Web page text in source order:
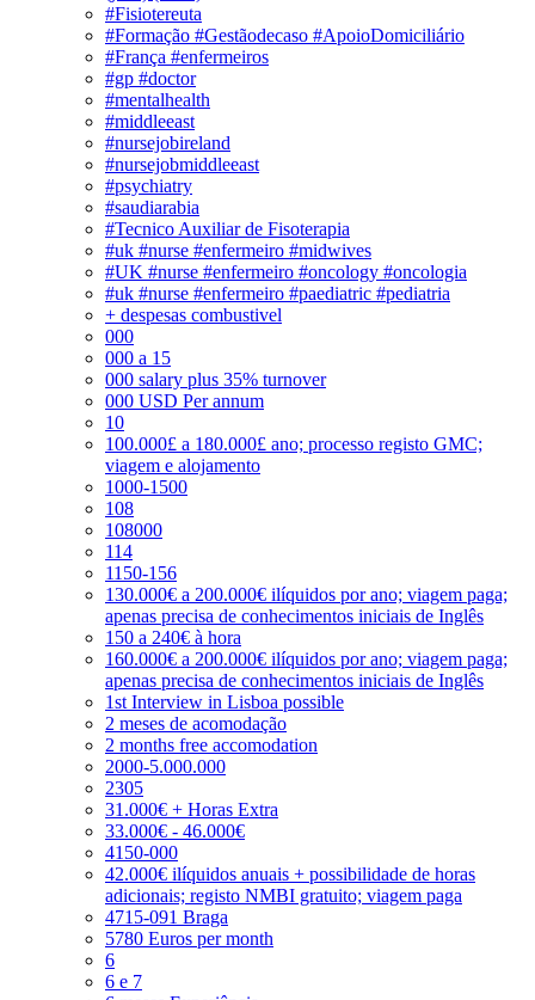
#Fisiotereuta
#Formação #Gestãodecaso #ApoioDomiciliário
#França #enfermeiros
#gp #doctor
#mentalhealth
#middleeast
#nursejobireland
#nursejobmiddleeast
#psychiatry
#saudiarabia
#Tecnico Auxiliar de Fisoterapia
#uk #nurse #enfermeiro #midwives
#UK #nurse #enfermeiro #oncology #oncologia
#uk #nurse #enfermeiro #paediatric #pediatria
+ despesas combustivel
000
000 a 15
000 salary plus 35% turnover
000 USD Per annum
10
100.000£ a 180.000£ ano; processo registo GMC;
viagem e alojamento
1000-1500
108
108000
114
1150-156
130.000€ a 200.000€ ilíquidos por ano; viagem paga;
apenas precisa de conhecimentos iniciais de Inglês
150 a 240€ à hora
160.000€ a 200.000€ ilíquidos por ano; viagem paga;
apenas precisa de conhecimentos iniciais de Inglês
1st Interview in Lisboa possible
2 meses de acomodação
2 months free accomodation
2000-5.000.000
2305
31.000€ + Horas Extra
33.000€ - 46.000€
4150-000
42.000€ ilíquidos anuais + possibilidade de horas
adicionais; registo NMBI gratuito; viagem paga
4715-091 Braga
5780 Euros per month
6
6 e 7